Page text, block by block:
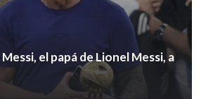
el papá de Lionel Messi, a